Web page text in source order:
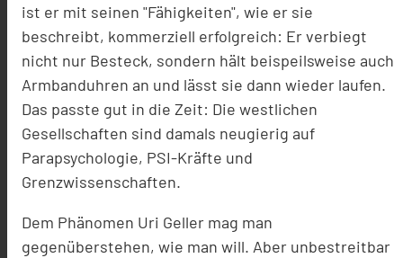
ist er mit seinen "Fähigkeiten", wie er sie
beschreibt, kommerziell erfolgreich: Er verbiegt
nicht nur Besteck, sondern hält beispeilsweise auch
Armbanduhren an und lässt sie dann wieder laufen.
Das passte gut in die Zeit: Die westlichen
Gesellschaften sind damals neugierig auf
Parapsychologie, PSI-Kräfte und
Grenzwissenschaften.
Dem Phänomen Uri Geller mag man
gegenüberstehen, wie man will. Aber unbestreitbar